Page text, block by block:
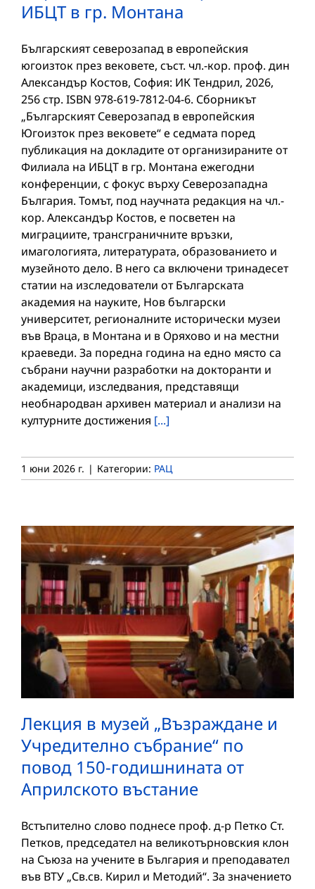
ИБЦТ в гр. Монтана
Българският северозапад в европейския
югоизток през вековете, съст. чл.-кор. проф. дин
Александър Костов, София: ИК Тендрил, 2026,
256 стр. ISBN 978-619-7812-04-6. Сборникът
„Българският Северозапад в европейския
Югоизток през вековете“ е седмата поред
публикация на докладите от организираните от
Филиала на ИБЦТ в гр. Монтана ежегодни
конференции, с фокус върху Северозападна
България. Томът, под научната редакция на чл.-
кор. Александър Костов, е посветен на
миграциите, трансграничните връзки,
имагологията, литературата, образованието и
музейното дело. В него са включени тринадесет
статии на изследователи от Българската
академия на науките, Нов български
университет, регионалните исторически музеи
във Враца, в Монтана и в Оряхово и на местни
краеведи. За поредна година на едно място са
събрани научни разработки на докторанти и
академици, изследвания, представящи
необнародван архивен материал и анализи на
културните достижения [...]
1 юни 2026 г. | Категории: РАЦ
Лекция в музей „Възраждане и
Учредително събрание“ по
повод 150-годишнината от
Априлското въстание
Встъпително слово поднесе проф. д-р Петко Ст.
Петков, председател на великотърновския клон
на Съюза на учените в България и преподавател
във ВТУ „Св.св. Кирил и Методий“. За значението